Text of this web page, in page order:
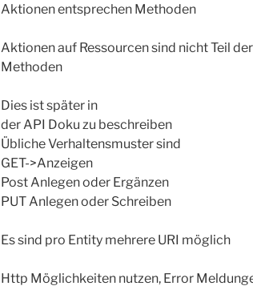
Aktionen entsprechen Methoden
Aktionen auf Ressourcen sind nicht Teil
Methoden
Dies ist später in
der API Doku zu beschreiben
Übliche Verhaltensmuster sind
GET->Anzeigen
Post Anlegen oder Ergänzen
PUT Anlegen oder Schreiben
Es sind pro Entity mehrere URI möglich
Http Möglichkeiten nutzen, Error